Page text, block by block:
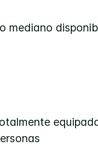
mediano